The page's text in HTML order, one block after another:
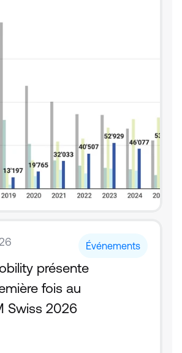
Événements
présente
fois au
Swiss 2026